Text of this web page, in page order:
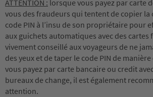
ATTENTION : lorsque vous payez par carte
vous des fraudeurs qui tentent de copier la
code PIN à l’insu de son propriétaire pour
aux guichets automatiques avec des cartes
vivement conseillé aux voyageurs de ne
des yeux et de taper le code PIN de
vous payez par carte bancaire ou credit
bureaux de change, il est également
attention.